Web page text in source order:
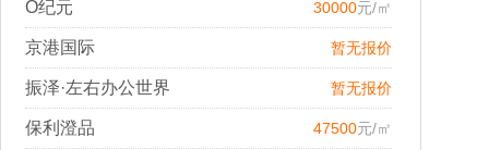
O纪元 30000元/㎡
京港国际 暂无报价
振泽·左右办公世界 暂无报价
保利澄品 47500元/㎡